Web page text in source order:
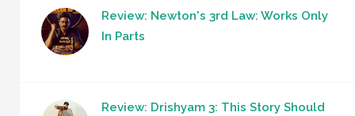
Review: Newton's 3rd Law: Works Only
In Parts
Review: Drishyam 3: This Story Should